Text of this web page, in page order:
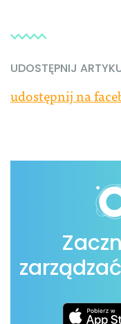
UDOSTĘPNIJ
udostępnij na